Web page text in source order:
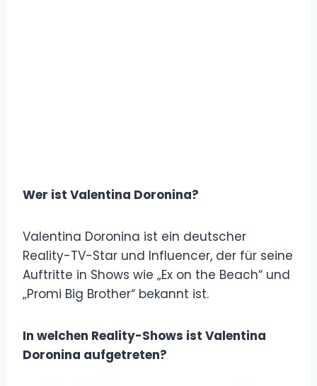
Wer ist Valentina Doronina?
Valentina Doronina ist ein deutscher
Reality-TV-Star und Influencer, der für seine
Auftritte in Shows wie „Ex on the Beach“ und
„Promi Big Brother“ bekannt ist.
In welchen Reality-Shows ist Valentina
Doronina aufgetreten?